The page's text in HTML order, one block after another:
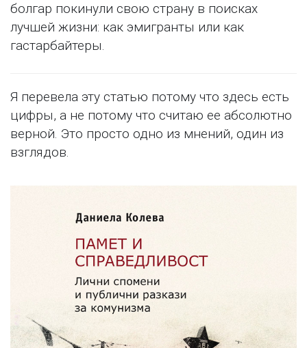
болгар покинули свою страну в поисках
лучшей жизни: как эмигранты или как
гастарбайтеры.
Я перевела эту статью потому что здесь есть
цифры, а не потому что считаю ее абсолютно
верной. Это просто одно из мнений, один из
взглядов.